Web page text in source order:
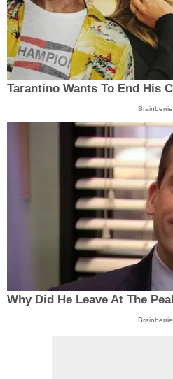
Tarantino Wants To End His
Why Did He Leave At The